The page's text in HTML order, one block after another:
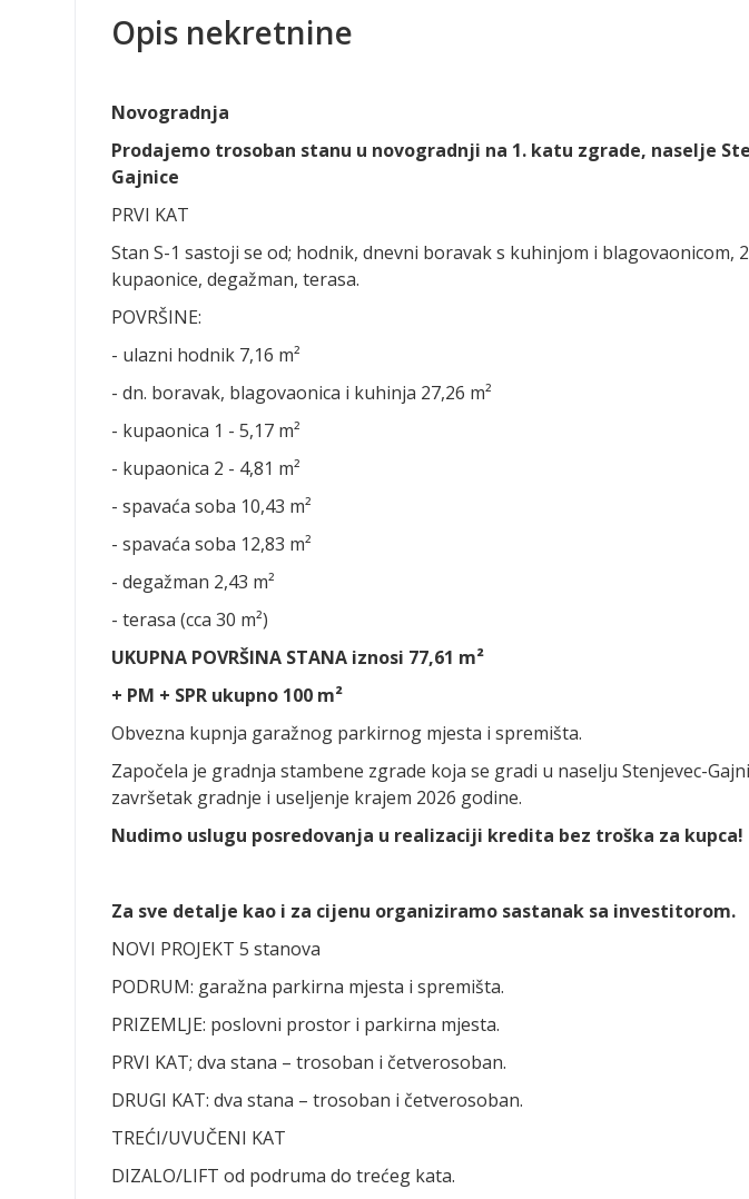
Opis nekretnine
Novogradnja
Prodajemo trosoban stanu u novogradnji na 1. katu zgrade, naselje
Gajnice
PRVI KAT
Stan S-1 sastoji se od; hodnik, dnevni boravak s kuhinjom i blagovaonicom,
kupaonice, degažman, terasa.
POVRŠINE:
- ulazni hodnik 7,16 m²
- dn. boravak, blagovaonica i kuhinja 27,26 m²
- kupaonica 1 - 5,17 m²
- kupaonica 2 - 4,81 m²
- spavaća soba 10,43 m²
- spavaća soba 12,83 m²
- degažman 2,43 m²
- terasa (cca 30 m²)
UKUPNA POVRŠINA STANA iznosi 77,61 m²
+ PM + SPR ukupno 100 m²
Obvezna kupnja garažnog parkirnog mjesta i spremišta.
Započela je gradnja stambene zgrade koja se gradi u naselju Stenjevec-
završetak gradnje i useljenje krajem 2026 godine.
Nudimo uslugu posredovanja u realizaciji kredita bez troška za kupca!
Za sve detalje kao i za cijenu organiziramo sastanak sa investitorom.
NOVI PROJEKT 5 stanova
PODRUM: garažna parkirna mjesta i spremišta.
PRIZEMLJE: poslovni prostor i parkirna mjesta.
PRVI KAT; dva stana – trosoban i četverosoban.
DRUGI KAT: dva stana – trosoban i četverosoban.
TREĆI/UVUČENI KAT
DIZALO/LIFT od podruma do trećeg kata.